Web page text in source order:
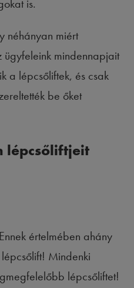
is.
néhányan miért
mindennapjait
a lépcsőliftek, és csak
be őket
lépcsőliftjeit
értelmében ahány
Mindenki
lépcsőliftet!